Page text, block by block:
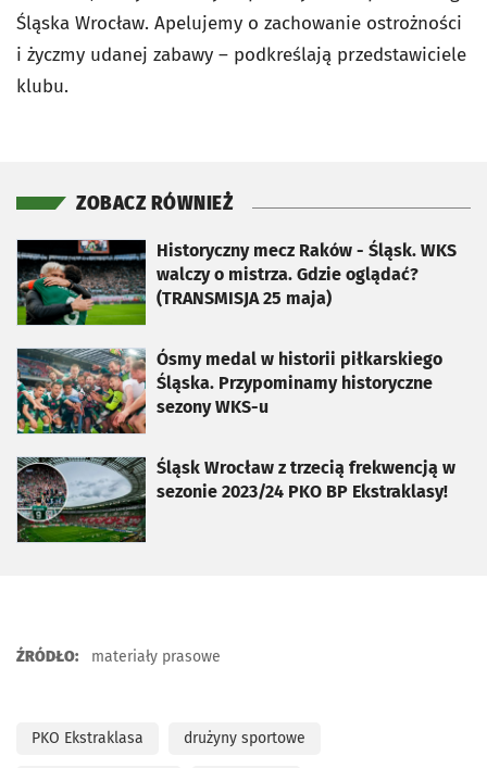
Śląska Wrocław. Apelujemy o zachowanie ostrożności
i życzmy udanej zabawy – podkreślają przedstawiciele
klubu.
ZOBACZ RÓWNIEŻ
Historyczny mecz Raków - Śląsk. WKS
walczy o mistrza. Gdzie oglądać?
(TRANSMISJA 25 maja)
otworzy się w nowej karcie
Ósmy medal w historii piłkarskiego
Śląska. Przypominamy historyczne
sezony WKS-u
otworzy się w nowej karcie
Śląsk Wrocław z trzecią frekwencją w
sezonie 2023/24 PKO BP Ekstraklasy!
otworzy się w nowej karcie
ŹRÓDŁO: materiały prasowe
PKO Ekstraklasa drużyny sportowe